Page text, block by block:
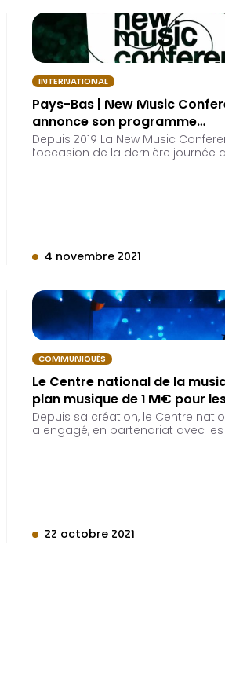
INTERNATIONAL
Pays-Bas | New Music
annonce son programme…
Depuis 2019 La New Music
l’occasion de la dernière journée
4 novembre 2021
COMMUNIQUÉS
Le Centre national de la
plan musique de 1 M€ pour
Depuis sa création, le Centre
a engagé, en partenariat avec
22 octobre 2021